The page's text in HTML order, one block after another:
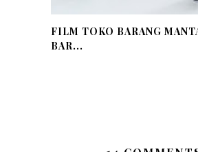
FILM TOKO BARANG
BAR...